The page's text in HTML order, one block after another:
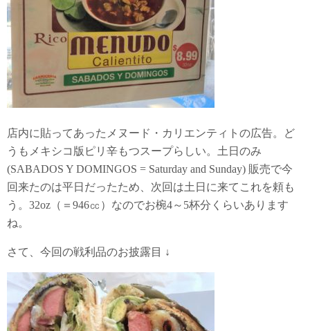
店内に貼ってあったメヌード・カリエンティトの広告。ど
うもメキシコ版ピリ辛もつスープらしい。土日のみ
(SABADOS Y DOMINGOS = Saturday and Sunday) 販売で今
回来たのは平日だったため、次回は土日に来てこれを頼も
う。32oz（＝946㏄）なのでお椀4～5杯分くらいあります
ね。
さて、今回の戦利品のお披露目 ↓